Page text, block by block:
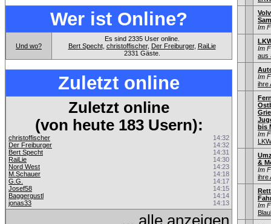
Wer ist Online?
Und wo?
Es sind 2335 User online.
Bert Specht, christoffischer, Der Freiburger, RaiLie
2331 Gäste.
Zuletzt online
Zuletzt online
(von heute 183 Usern):
christoffischer
14:32
Der Freiburger
14:32
Bert Specht
14:31
RaiLie
14:30
Nord West
14:23
M.Schauer
14:18
G.G.
14:17
Josef58
14:15
Baggergustl
14:14
jonas33
14:13
... alle anzeigen
Im
Im
aus
Im
ihre
bis
Im
&
Im
ihre
Im